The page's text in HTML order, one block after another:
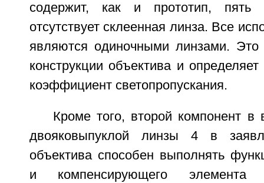
содержит, как и прототип,
отсутствует склеенная линза. Все
являются одиночными линзами.
конструкции объектива и
коэффициент светопропускания.
Кроме того, второй компонент в
двояковыпуклой линзы 4 в
объектива способен выполнять
и компенсирующего элемента